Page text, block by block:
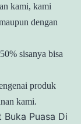
kami, kami
dengan
sisanya bisa
produk
kami.